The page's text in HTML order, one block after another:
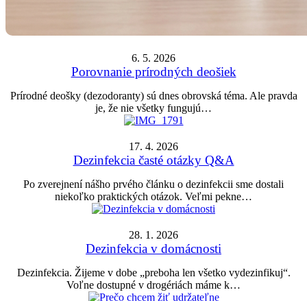
6. 5. 2026
Porovnanie prírodných deošiek
Prírodné deošky (dezodoranty) sú dnes obrovská téma. Ale pravda
je, že nie všetky fungujú…
17. 4. 2026
Dezinfekcia časté otázky Q&A
Po zverejnení nášho prvého článku o dezinfekcii sme dostali
niekoľko praktických otázok. Veľmi pekne…
28. 1. 2026
Dezinfekcia v domácnosti
Dezinfekcia. Žijeme v dobe „preboha len všetko vydezinfikuj“.
Voľne dostupné v drogériách máme k…